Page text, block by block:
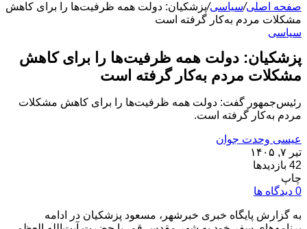
صفحه اصلی/سیاسی/پزشکیان: دولت همه ظرفیت‌ها را برای کاهش
مشکلات مردم به‌کار گرفته است
سیاسی
پزشکیان: دولت همه ظرفیت‌ها را برای کاهش
مشکلات مردم به‌کار گرفته است
رئیس‌جمهور گفت: دولت همه ظرفیت‌ها را برای کاهش مشکلات
مردم به‌کار گرفته است.
عیسی وحدت جوان
تیر ۷, ۱۴۰۵
42 بازدیدها
چاپ
0 دیدگاه ها
به گزارش پایگاه خبری خبرشهر، مسعود پزشکیان در ادامه